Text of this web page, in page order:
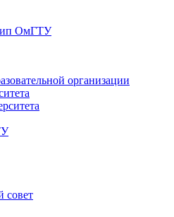
организации
совет